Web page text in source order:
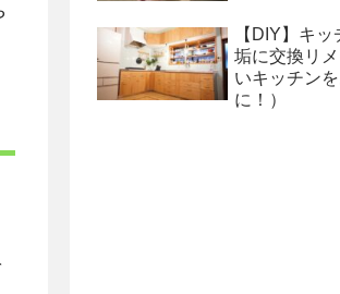
【DIY】キ
垢に交換リ
いキッチン
に！）